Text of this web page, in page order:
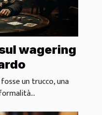
wagering
un trucco, una